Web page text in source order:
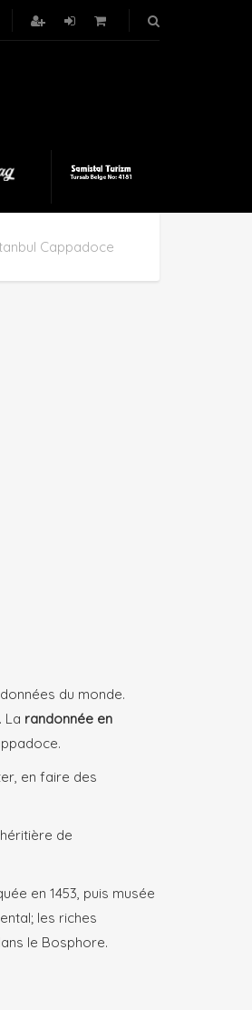
Cappadoce
du monde.
La randonnée en
en faire des
de
en 1453, puis musée
les riches
le Bosphore.